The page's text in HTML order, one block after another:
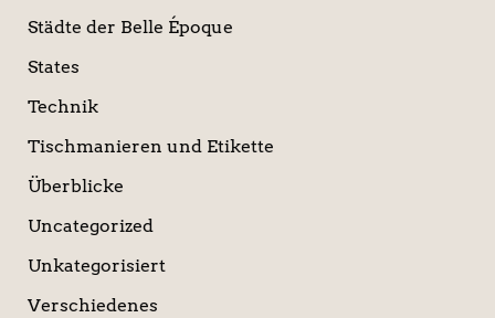
Städte der Belle Époque
States
Technik
Tischmanieren und Etikette
Überblicke
Uncategorized
Unkategorisiert
Verschiedenes